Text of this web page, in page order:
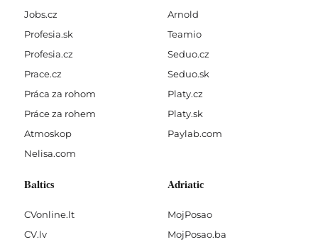
Jobs.cz
Profesia.sk
Profesia.cz
Prace.cz
Práca za rohom
Práce za rohem
Atmoskop
Nelisa.com
Arnold
Teamio
Seduo.cz
Seduo.sk
Platy.cz
Platy.sk
Paylab.com
Baltics
CVonline.lt
CV.lv
Adriatic
MojPosao
MojPosao.ba